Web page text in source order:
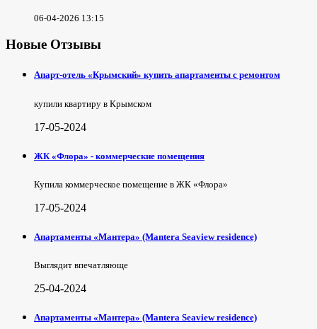
06-04-2026 13:15
Новые Отзывы
Апарт-отель «Крымский» купить апартаменты с ремонтом
купили квартиру в Крымском
17-05-2024
ЖК «Флора» - коммерческие помещения
Купила коммерческое помещение в ЖК «Флора»
17-05-2024
Апартаменты «Мантера» (Mantera Seaview rеsidence)
Выглядит впечатляюще
25-04-2024
Апартаменты «Мантера» (Mantera Seaview rеsidence)